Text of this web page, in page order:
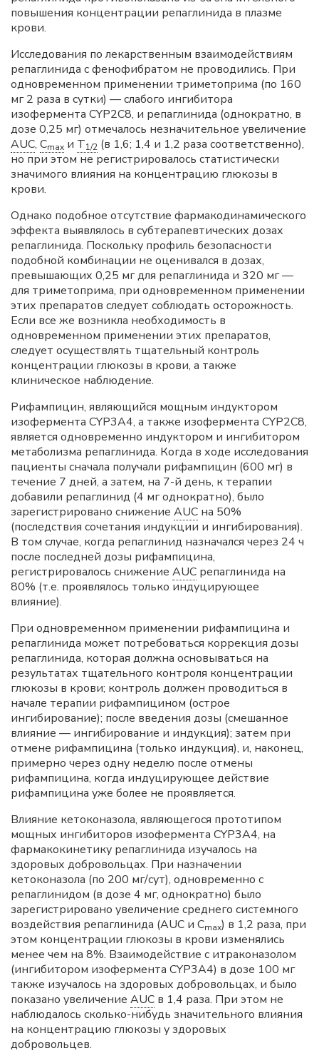
повышения концентрации репаглинида в плазме
крови.
Исследования по лекарственным взаимодействиям
репаглинида с фенофибратом не проводились. При
одновременном применении триметоприма (по 160
мг 2 раза в сутки) — слабого ингибитора
изофермента CYP2C8, и репаглинида (однократно, в
дозе 0,25 мг) отмечалось незначительное увеличение
AUC, Cmax и T1/2 (в 1,6; 1,4 и 1,2 раза соответственно),
но при этом не регистрировалось статистически
значимого влияния на концентрацию глюкозы в
крови.
Однако подобное отсутствие фармакодинамического
эффекта выявлялось в субтерапевтических дозах
репаглинида. Поскольку профиль безопасности
подобной комбинации не оценивался в дозах,
превышающих 0,25 мг для репаглинида и 320 мг —
для триметоприма, при одновременном применении
этих препаратов следует соблюдать осторожность.
Если все же возникла необходимость в
одновременном применении этих препаратов,
следует осуществлять тщательный контроль
концентрации глюкозы в крови, а также
клиническое наблюдение.
Рифампицин, являющийся мощным индуктором
изофермента CYP3A4, а также изофермента CYP2C8,
является одновременно индуктором и ингибитором
метаболизма репаглинида. Когда в ходе исследования
пациенты сначала получали рифампицин (600 мг) в
течение 7 дней, а затем, на 7-й день, к терапии
добавили репаглинид (4 мг однократно), было
зарегистрировано снижение AUC на 50%
(последствия сочетания индукции и ингибирования).
В том случае, когда репаглинид назначался через 24 ч
после последней дозы рифампицина,
регистрировалось снижение AUC репаглинида на
80% (т.е. проявлялось только индуцирующее
влияние).
При одновременном применении рифампицина и
репаглинида может потребоваться коррекция дозы
репаглинида, которая должна основываться на
результатах тщательного контроля концентрации
глюкозы в крови; контроль должен проводиться в
начале терапии рифампицином (острое
ингибирование); после введения дозы (смешанное
влияние — ингибирование и индукция); затем при
отмене рифампицина (только индукция), и, наконец,
примерно через одну неделю после отмены
рифампицина, когда индуцирующее действие
рифампицина уже более не проявляется.
Влияние кетоконазола, являющегося прототипом
мощных ингибиторов изофермента CYP3A4, на
фармакокинетику репаглинида изучалось на
здоровых добровольцах. При назначении
кетоконазола (по 200 мг/сут), одновременно с
репаглинидом (в дозе 4 мг, однократно) было
зарегистрировано увеличение среднего системного
воздействия репаглинида (AUC и Cmax) в 1,2 раза, при
этом концентрации глюкозы в крови изменялись
менее чем на 8%. Взаимодействие с итраконазолом
(ингибитором изофермента CYP3A4) в дозе 100 мг
также изучалось на здоровых добровольцах, и было
показано увеличение AUC в 1,4 раза. При этом не
наблюдалось сколько-нибудь значительного влияния
на концентрацию глюкозы у здоровых
добровольцев.